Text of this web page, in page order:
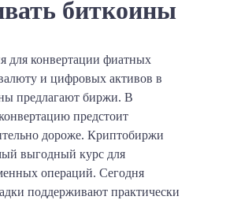
биткоины
для конвертации фиатных
и цифровых активов в
предлагают биржи. В
предстоит
дороже. Криптобиржи
выгодный курс для
операций. Сегодня
поддерживают практически